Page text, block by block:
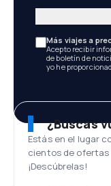
Más viajes a
Acepto recibir
de boletín de
yo he
¿Buscas
Estás en el lugar
cientos de ofertas
¡Descúbrelas!